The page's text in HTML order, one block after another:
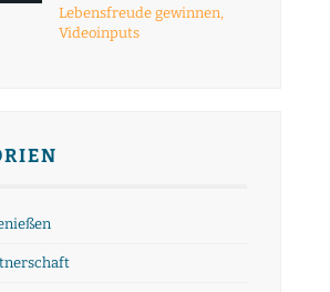
Lebensfreude gewinnen,
Videoinputs